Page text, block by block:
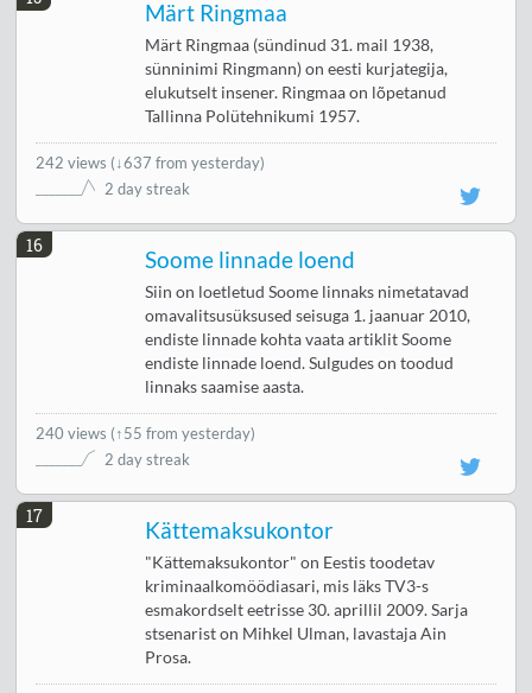
Märt Ringmaa
Märt Ringmaa (sündinud 31. mail 1938,
sünninimi Ringmann) on eesti kurjategija,
elukutselt insener. Ringmaa on lõpetanud
Tallinna Polütehnikumi 1957.
242 views (↓637 from yesterday)
2 day streak
16
Soome linnade loend
Siin on loetletud Soome linnaks nimetatavad
omavalitsusüksused seisuga 1. jaanuar 2010,
endiste linnade kohta vaata artiklit Soome
endiste linnade loend. Sulgudes on toodud
linnaks saamise aasta.
240 views (↑55 from yesterday)
2 day streak
17
Kättemaksukontor
"Kättemaksukontor" on Eestis toodetav
kriminaalkomöödiasari, mis läks TV3-s
esmakordselt eetrisse 30. aprillil 2009. Sarja
stsenarist on Mihkel Ulman, lavastaja Ain
Prosa.